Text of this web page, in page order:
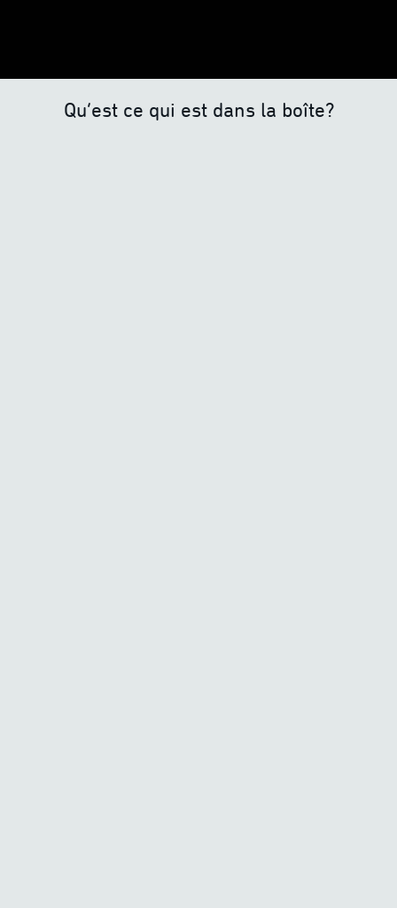
Qu’est ce qui est dans la boîte?